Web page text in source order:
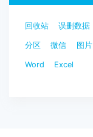
回收站 误删数据
分区 微信 图片
Word Excel